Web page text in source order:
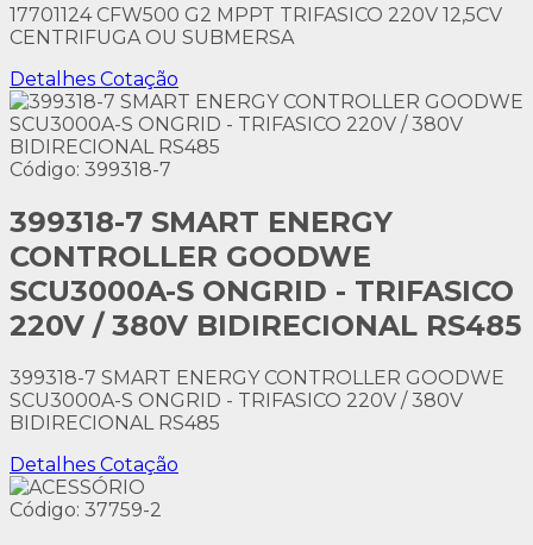
17701124 CFW500 G2 MPPT TRIFASICO 220V 12,5CV
CENTRIFUGA OU SUBMERSA
Detalhes Cotação
Código: 399318-7
399318-7 SMART ENERGY
CONTROLLER GOODWE
SCU3000A-S ONGRID - TRIFASICO
220V / 380V BIDIRECIONAL RS485
399318-7 SMART ENERGY CONTROLLER GOODWE
SCU3000A-S ONGRID - TRIFASICO 220V / 380V
BIDIRECIONAL RS485
Detalhes Cotação
Código: 37759-2